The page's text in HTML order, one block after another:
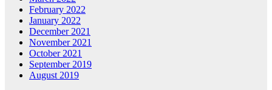
February 2022
January 2022
December 2021
November 2021
October 2021
September 2019
August 2019